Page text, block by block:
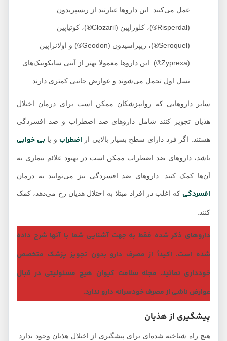
عمل می‌کنند. این داروها عبارتند از ریسپریدون
(Risperdal®)، کلوزاپین (Clozaril®)، کوتیاپین
(Seroquel®)، زیپراسیدون (Geodon®) و اولانزاپین
(Zyprexa®). این داروها معمولا بهتر از آنتی سایکوتیک‌های
نسل اول تحمل می‌شوند و عوارض جانبی کمتری دارند.
سایر داروهایی که روانپزشکان ممکن است برای درمان اختلال
هذیان تجویز کنند شامل داروهای ضد اضطراب و ضد افسردگی
هستند. اگر فرد دارای سطح بسیار بالایی ازاضطراب و یابی خوابی
باشد، داروهای ضد اضطراب ممکن است در بهبود علائم بیماری به
آن‌ها کمک کنند. داروهای ضد افسردگی نیز می‌توانند به درمان
افسردگیکه اغلب در افراد مبتلا به اختلال هذیان رخ می‌دهد، کمک
داروهای ذکر شده فقط به جهت آشنایی شما با آنها شرح داده
شده است. اکیداً از مصرف دارو بدون تجویز پزشک متخصص
خودداری نمائید. مجله سلامت کیوان هیچ مسئولیتی در قبال
عوارض ناشی از مصرف خودسرانه دارو ندارد.
پیشگیری از هذیان
هیچ راه شناخته شده‌ای برای پیشگیری از اختلال هذیان وجود ندارد.